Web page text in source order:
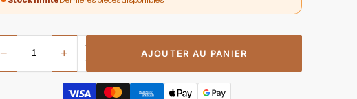
− + AJOUTER AU PANIER